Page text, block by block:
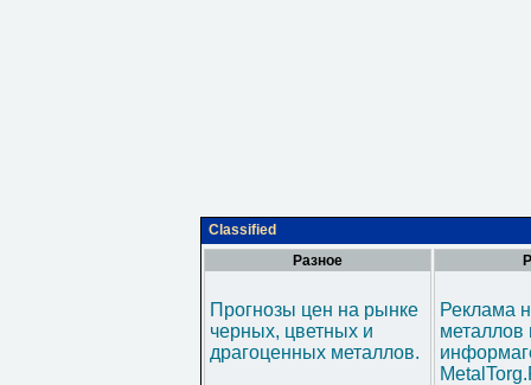
Classified
Разное
Прогнозы цен на рынке
черных, цветных и
драгоценных металлов.
Реклама
металлов